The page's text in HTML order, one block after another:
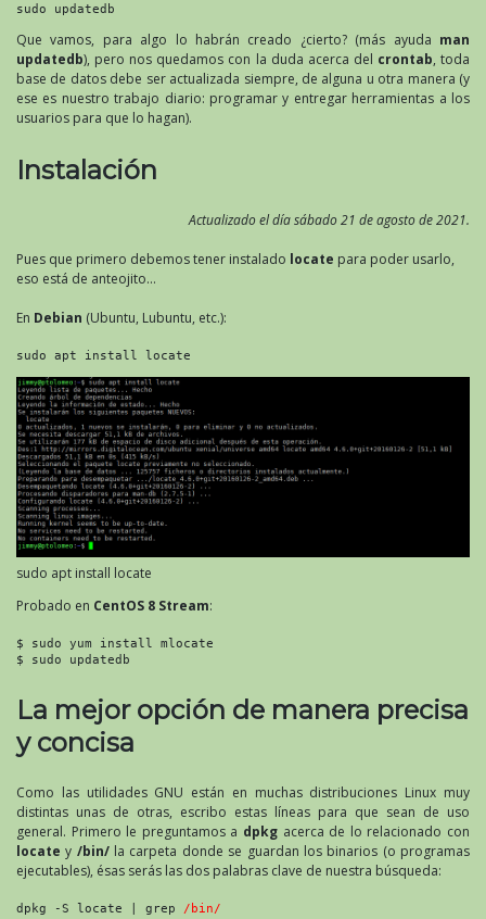
sudo updatedb
Que vamos, para algo lo habrán creado ¿cierto? (más ayuda man
updatedb), pero nos quedamos con la duda acerca del crontab, toda
base de datos debe ser actualizada siempre, de alguna u otra manera (y
ese es nuestro trabajo diario: programar y entregar herramientas a los
usuarios para que lo hagan).
Instalación
Actualizado el día sábado 21 de agosto de 2021.
Pues que primero debemos tener instalado locate para poder usarlo,
eso está de anteojito…
En Debian (Ubuntu, Lubuntu, etc.):
sudo apt install locate
sudo apt install locate
Probado en CentOS 8 Stream:
$ sudo yum install mlocate
$ sudo updatedb
La mejor opción de manera precisa
y concisa
Como las utilidades GNU están en muchas distribuciones Linux muy
distintas unas de otras, escribo estas líneas para que sean de uso
general. Primero le preguntamos a dpkg acerca de lo relacionado con
locatey /bin/la carpeta donde se guardan los binarios (o programas
ejecutables), ésas serás las dos palabras clave de nuestra búsqueda:
dpkg -S locate | grep /bin/